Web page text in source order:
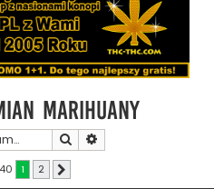
Marihuany
Szukaj
1 2